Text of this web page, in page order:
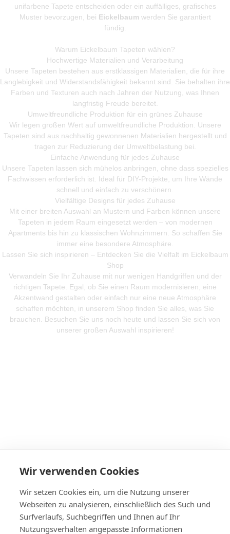
Wir verwenden Cookies
Wir setzen Cookies ein, um die Nutzung unserer
Webseiten zu analysieren, einschließlich des Such und
Surfverlaufs, Suchbegriffen und Ihnen auf Ihr
Nutzungsverhalten angepasste Informationen
unifarbene Tapete entscheiden oder ein auffälliges, grafisches
Muster bevorzugen, bei Eickelbaum werden Sie garantiert
fündig.
Warum Eickelbaum Tapeten wählen?
Hochwertige Materialien und Verarbeitung
Unsere Tapeten bestehen aus erstklassigen Materialien, die für ihre
Langlebigkeit und Widerstandsfähigkeit bekannt sind. Sie behalten ihre
Farben und Texturen auch nach Jahren der Nutzung, was Ihnen
langfristig Freude bereitet.
Umweltfreundliche Produktion für ein grünes Zuhause
Wir legen großen Wert auf umweltfreundliche Produktion. Unsere
Tapeten sind aus nachhaltig gewonnenen Materialien hergestellt und
tragen zur Reduzierung der Umweltbelastung bei.
Einfache Anwendung für jedes Zuhause
Unsere Tapeten lassen sich mühelos anbringen, ohne dass spezielles
Fachwissen erforderlich ist. Ideal für DIY-Projekte, um Ihre Wände
schnell und einfach zu verschönern.
Vielfältige Designs für jedes Zuhause
Mit einer breiten Auswahl an Mustern und Farben können unsere
Tapeten in jedem Raum eingesetzt werden – von modernen
Apartments bis hin zu klassischen Wohnzimmern. So schaffen Sie
immer eine besondere Atmosphäre.
Lassen Sie sich inspirieren – Entdecken Sie die Vielfalt im Eickelbaum
Shop
Verwandeln Sie Ihr Zuhause mit nur wenigen Handgriffen und der
richtigen Tapete. Egal, ob Sie einen Raum modernisieren, eine
Akzentwand gestalten oder einfach nur eine neue Atmosphäre
schaffen möchten, in unserem Shop finden Sie alles, was Sie
brauchen. Besuchen Sie uns noch heute und lassen Sie sich von
unserer großen Auswahl inspirieren!